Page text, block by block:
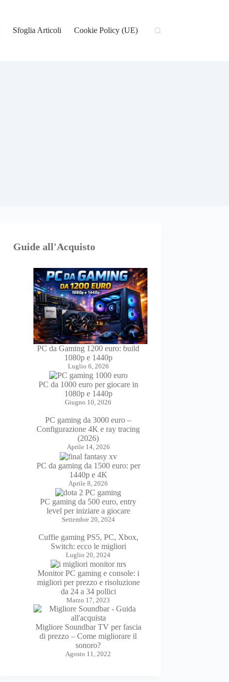
Sfoglia Articoli Cookie Policy (UE)
Guide all'Acquisto
PC da Gaming 1200 euro: build
1080p e 1440p
Luglio 6, 2026
PC da 1000 euro per giocare in
1080p e 1440p
Giugno 10, 2026
PC gaming da 3000 euro –
Configurazione 4K e ray tracing
(2026)
Aprile 14, 2026
PC da gaming da 1500 euro: per
1440p e 4K
Aprile 8, 2026
PC gaming da 500 euro, entry
level per iniziare a giocare
Settembre 20, 2024
Cuffie gaming PS5, PC, Xbox,
Switch: ecco le migliori
Luglio 20, 2024
Monitor PC gaming e console: i
migliori per prezzo e risoluzione
da 24 a 34 pollici
Marzo 17, 2023
Migliore Soundbar TV per fascia
di prezzo – Come migliorare il
sonoro?
Agosto 11, 2022